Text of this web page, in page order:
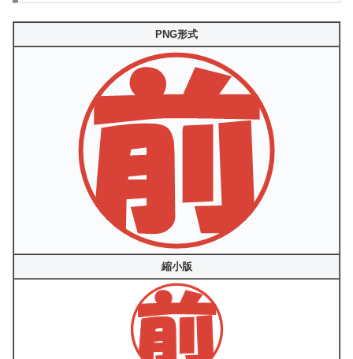
PNG形式
縮小版